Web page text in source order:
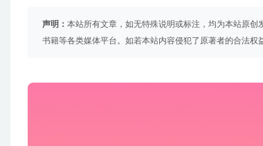
声明： 本站所有文章，如无特殊说明或标注，均为本站原
书籍等各类媒体平台。如若本站内容侵犯了原著者的合法权